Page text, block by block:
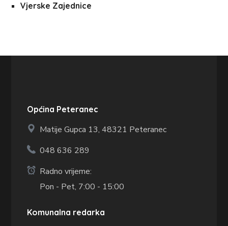
Vjerske Zajednice
Općina Peteranec
Matije Gupca 13,48321 Peteranec
048 636 289
Radno vrijeme:
Pon - Pet, 7:00 - 15:00
Komunalna redarka